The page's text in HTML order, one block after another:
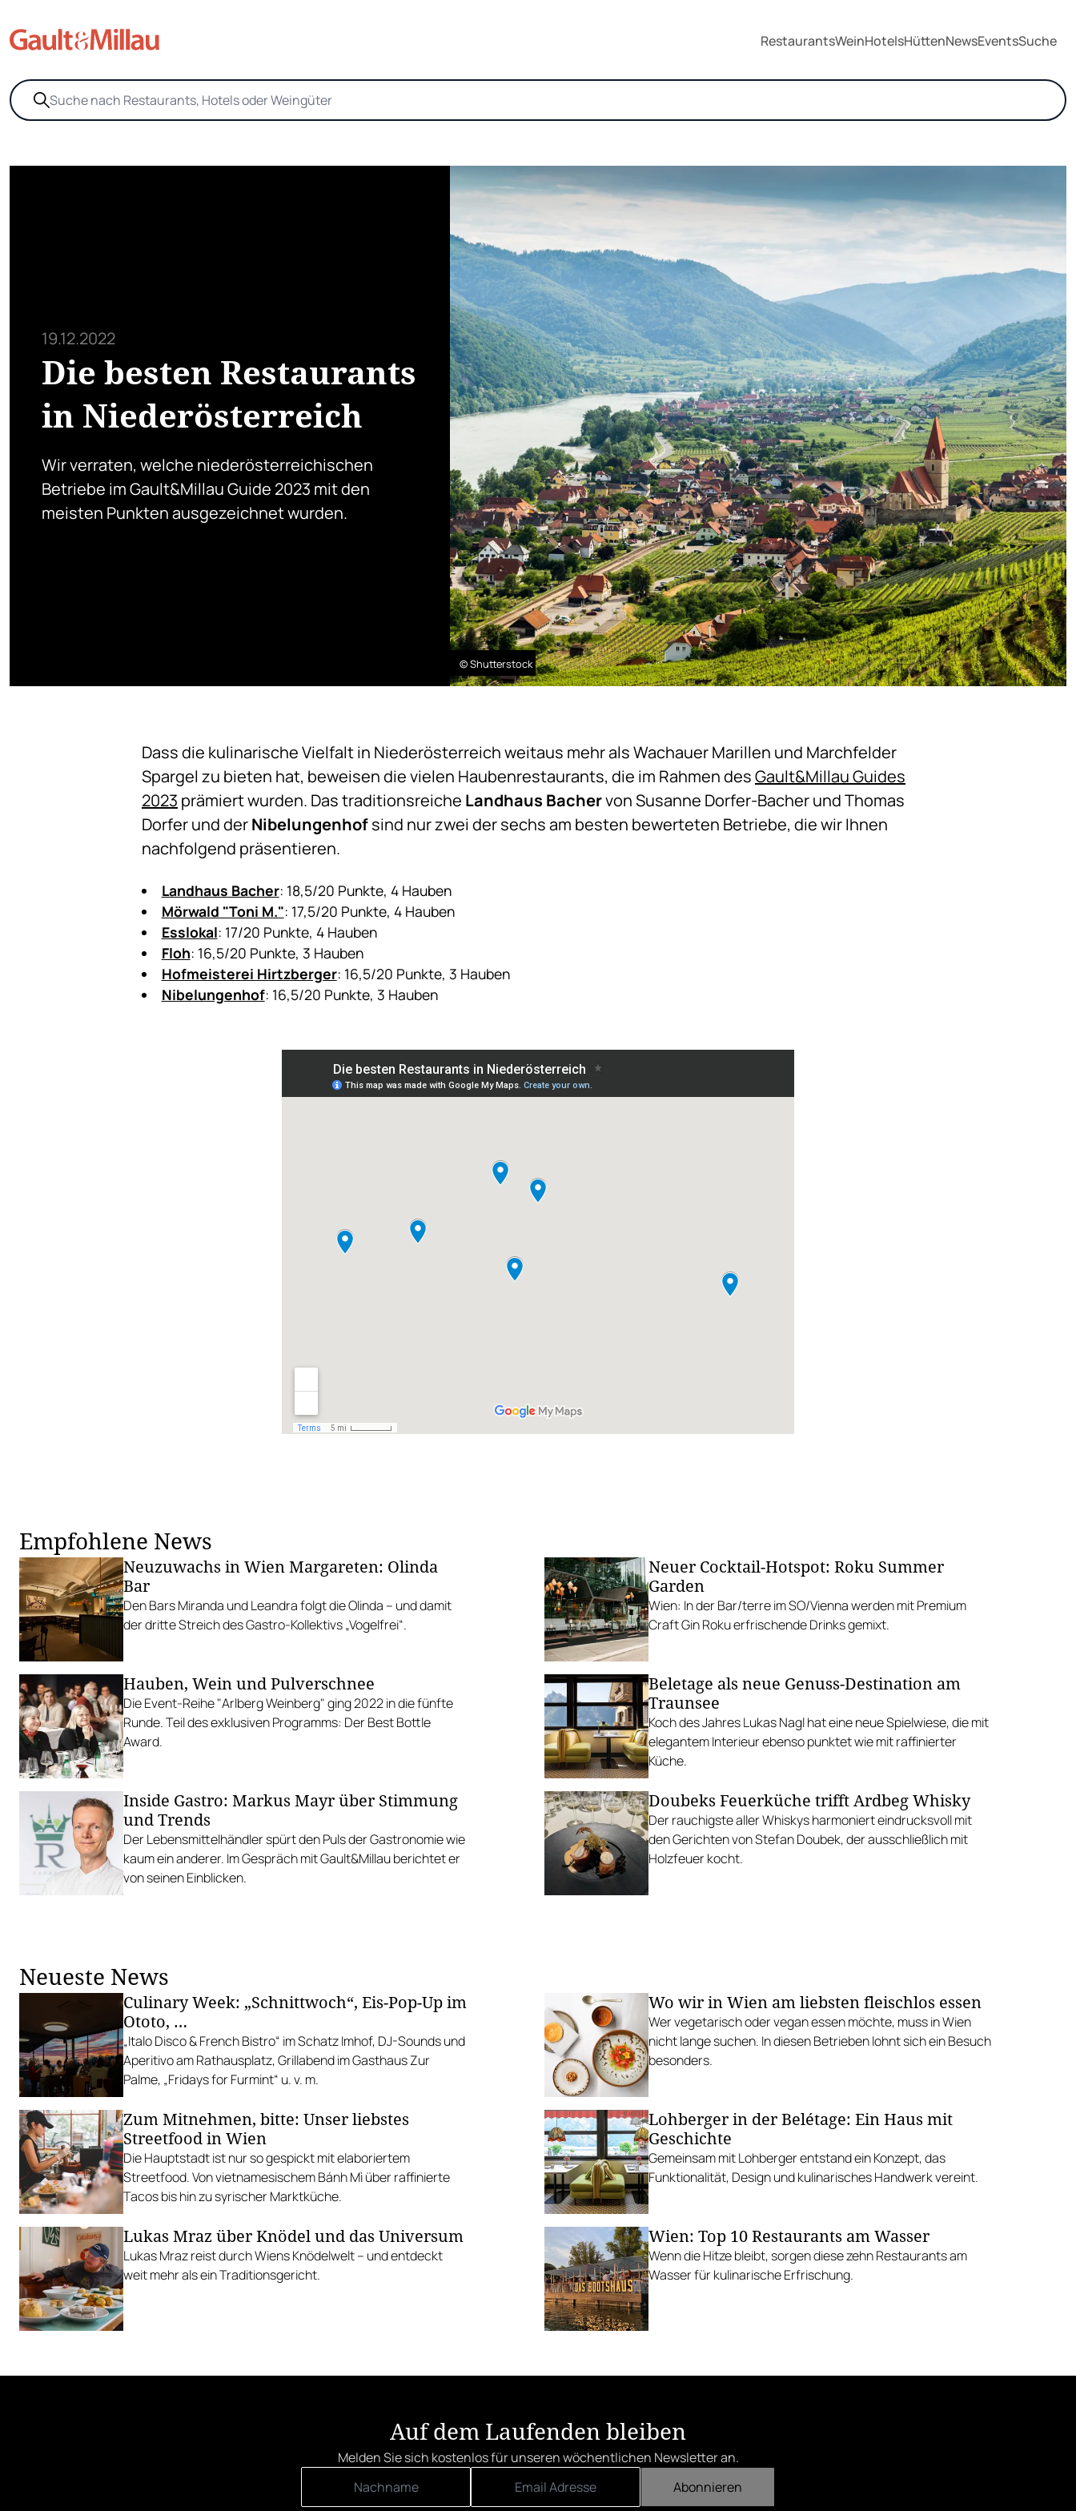
RestaurantsWeinHotelsHüttenNewsEventsSuche
19.12.2022
Die besten Restaurants
in Niederösterreich
Wir verraten, welche niederösterreichischen
Betriebe im Gault&Millau Guide 2023 mit den
meisten Punkten ausgezeichnet wurden.
© Shutterstock
Dass die kulinarische Vielfalt in Niederösterreich weitaus mehr als Wachauer Marillen und Marchfelder
Spargel zu bieten hat, beweisen die vielen Haubenrestaurants, die im Rahmen desGault&Millau Guides
2023 prämiert wurden. Das traditionsreiche Landhaus Bachervon Susanne Dorfer-Bacher und Thomas
Dorfer und derNibelungenhofsind nur zwei der sechs am besten bewerteten Betriebe, die wir Ihnen
nachfolgend präsentieren.
Landhaus Bacher: 18,5/20 Punkte, 4 Hauben
Mörwald "Toni M.": 17,5/20 Punkte, 4 Hauben
Esslokal: 17/20 Punkte, 4 Hauben
Floh: 16,5/20 Punkte, 3 Hauben
Hofmeisterei Hirtzberger: 16,5/20 Punkte, 3 Hauben
Nibelungenhof: 16,5/20 Punkte, 3 Hauben
Empfohlene News
Neuzuwachs in Wien Margareten: Olinda
Bar
Den Bars Miranda und Leandra folgt die Olinda – und damit
der dritte Streich des Gastro-Kollektivs „Vogelfrei“.
Neuer Cocktail-Hotspot: Roku Summer
Garden
Wien: In der Bar/terre im SO/Vienna werden mit Premium
Craft Gin Roku erfrischende Drinks gemixt.
Hauben, Wein und Pulverschnee
Die Event-Reihe "Arlberg Weinberg" ging 2022 in die fünfte
Runde. Teil des exklusiven Programms: Der Best Bottle
Award.
Beletage als neue Genuss-Destination am
Traunsee
Koch des Jahres Lukas Nagl hat eine neue Spielwiese, die mit
elegantem Interieur ebenso punktet wie mit raffinierter
Küche.
Inside Gastro: Markus Mayr über Stimmung
und Trends
Der Lebensmittelhändler spürt den Puls der Gastronomie wie
kaum ein anderer. Im Gespräch mit Gault&Millau berichtet er
von seinen Einblicken.
Doubeks Feuerküche trifft Ardbeg Whisky
Der rauchigste aller Whiskys harmoniert eindrucksvoll mit
den Gerichten von Stefan Doubek, der ausschließlich mit
Holzfeuer kocht.
Neueste News
Culinary Week: „Schnittwoch“, Eis-Pop-Up im
Ototo, …
„Italo Disco & French Bistro“ im Schatz Imhof, DJ-Sounds und
Aperitivo am Rathausplatz, Grillabend im Gasthaus Zur
Palme, „Fridays for Furmint“ u. v. m.
Wo wir in Wien am liebsten fleischlos essen
Wer vegetarisch oder vegan essen möchte, muss in Wien
nicht lange suchen. In diesen Betrieben lohnt sich ein Besuch
besonders.
Zum Mitnehmen, bitte: Unser liebstes
Streetfood in Wien
Die Hauptstadt ist nur so gespickt mit elaboriertem
Streetfood. Von vietnamesischem Bánh Mì über raffinierte
Tacos bis hin zu syrischer Marktküche.
Lohberger in der Belétage: Ein Haus mit
Geschichte
Gemeinsam mit Lohberger entstand ein Konzept, das
Funktionalität, Design und kulinarisches Handwerk vereint.
Lukas Mraz über Knödel und das Universum
Lukas Mraz reist durch Wiens Knödelwelt – und entdeckt
weit mehr als ein Traditionsgericht.
Wien: Top 10 Restaurants am Wasser
Wenn die Hitze bleibt, sorgen diese zehn Restaurants am
Wasser für kulinarische Erfrischung.
Auf dem Laufenden bleiben
Melden Sie sich kostenlos für unseren wöchentlichen Newsletter an.
Abonnieren